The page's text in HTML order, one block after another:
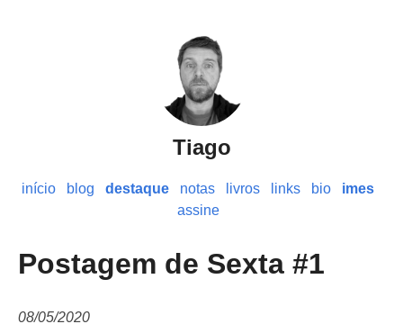
Tiago
início blog destaque notas livros links bio
imes
assine
Postagem de Sexta #1
08/05/2020